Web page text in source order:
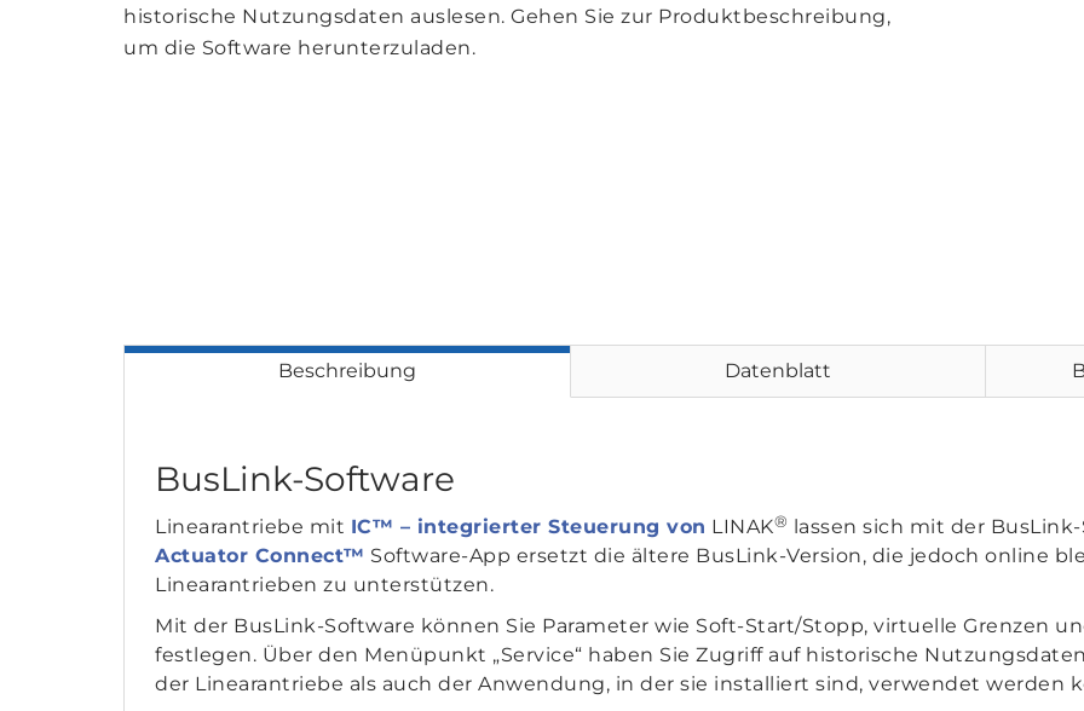
historische Nutzungsdaten auslesen. Gehen Sie zur Produktbeschreibung,
um die Software herunterzuladen.
Beschreibung Datenblatt
BusLink-Software
Linearantriebe mit IC™ – integrierter Steuerung von LINAK® lassen sich mit der
Actuator Connect™ Software-App ersetzt die ältere BusLink-Version, die jedoch online
Linearantrieben zu unterstützen.
Mit der BusLink-Software können Sie Parameter wie Soft-Start/Stopp, virtuelle Grenzen
festlegen. Über den Menüpunkt „Service“ haben Sie Zugriff auf historische
der Linearantriebe als auch der Anwendung, in der sie installiert sind, verwendet werden